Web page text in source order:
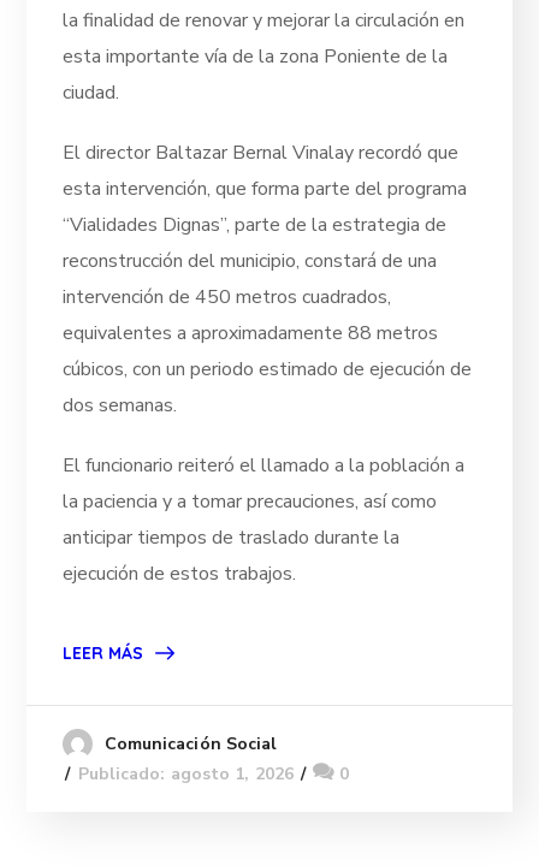
la finalidad de renovar y mejorar la circulación en
esta importante vía de la zona Poniente de la
ciudad.
El director Baltazar Bernal Vinalay recordó que
esta intervención, que forma parte del programa
“Vialidades Dignas”, parte de la estrategia de
reconstrucción del municipio, constará de una
intervención de 450 metros cuadrados,
equivalentes a aproximadamente 88 metros
cúbicos, con un periodo estimado de ejecución de
dos semanas.
El funcionario reiteró el llamado a la población a
la paciencia y a tomar precauciones, así como
anticipar tiempos de traslado durante la
ejecución de estos trabajos.
LEER MÁS
Comunicación Social
Publicado: agosto 1, 2026
0